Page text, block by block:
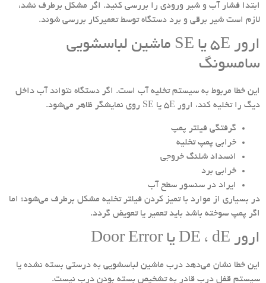
ابتدا فشار آب و شیر ورودی را بررسی کنید. اگر مشکل برطرف نشد،
لازم است شیر برقی و برد دستگاه توسط تعمیرکار بررسی شوند.
ارور 5E یا SE ماشین لباسشویی
سامسونگ
این خطا مربوط به سیستم تخلیه آب است. اگر دستگاه نتواند آب داخل
دیگ را تخلیه کند، ارور 5E یا SE روی نمایشگر ظاهر می‌شود.
گرفتگی فیلتر پمپ
خرابی پمپ تخلیه
انسداد شلنگ خروجی
خرابی برد
ایراد در سنسور سطح آب
در بسیاری از موارد با تمیز کردن فیلتر تخلیه مشکل برطرف می‌شود؛ اما
اگر پمپ سوخته باشد باید تعمیر یا تعویض گردد.
ارور DE ، dE یا Door Error
این خطا نشان می‌دهد درب ماشین لباسشویی به درستی بسته نشده یا
سیستم قفل درب قادر به تشخیص بسته بودن درب نیست.